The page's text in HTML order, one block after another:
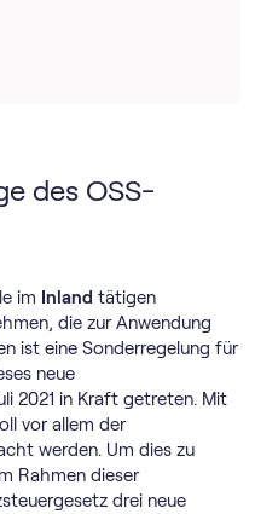
des OSS-
im Inland tätigen
die zur Anwendung
ist eine Sonderregelung für
neue
2021 in Kraft getreten. Mit
vor allem der
werden. Um dies zu
Rahmen dieser
drei neue